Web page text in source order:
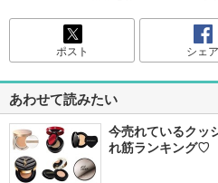
ポスト シェア
あわせて読みたい
今売れているクッ
れ筋ランキング♡